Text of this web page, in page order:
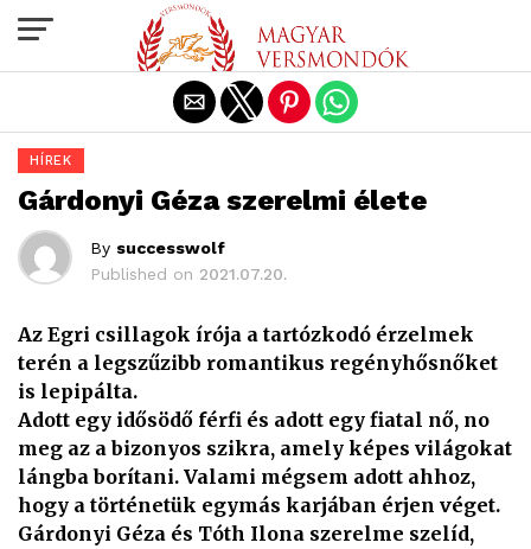
HÍREK
Gárdonyi Géza szerelmi élete
By successwolf
Published on 2021.07.20.
Az Egri csillagok írója a tartózkodó érzelmek
terén a legszűzibb romantikus regényhősnőket
is lepipálta.
Adott egy idősödő férfi és adott egy fiatal nő, no
meg az a bizonyos szikra, amely képes világokat
lángba borítani. Valami mégsem adott ahhoz,
hogy a történetük egymás karjában érjen véget.
Gárdonyi Géza és Tóth Ilona szerelme szelíd,
Exit mobile version